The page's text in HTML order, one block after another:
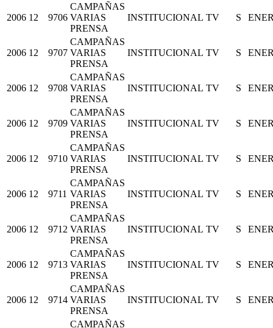
2006 12 9706
CAMPAÑAS
VARIAS
PRENSA
INSTITUCIONAL TV S
2006 12 9707
CAMPAÑAS
VARIAS
PRENSA
INSTITUCIONAL TV S
2006 12 9708
CAMPAÑAS
VARIAS
PRENSA
INSTITUCIONAL TV S
2006 12 9709
CAMPAÑAS
VARIAS
PRENSA
INSTITUCIONAL TV S
2006 12 9710
CAMPAÑAS
VARIAS
PRENSA
INSTITUCIONAL TV S
2006 12 9711
CAMPAÑAS
VARIAS
PRENSA
INSTITUCIONAL TV S
2006 12 9712
CAMPAÑAS
VARIAS
PRENSA
INSTITUCIONAL TV S
2006 12 9713
CAMPAÑAS
VARIAS
PRENSA
INSTITUCIONAL TV S
2006 12 9714
CAMPAÑAS
VARIAS
PRENSA
INSTITUCIONAL TV S
CAMPAÑAS